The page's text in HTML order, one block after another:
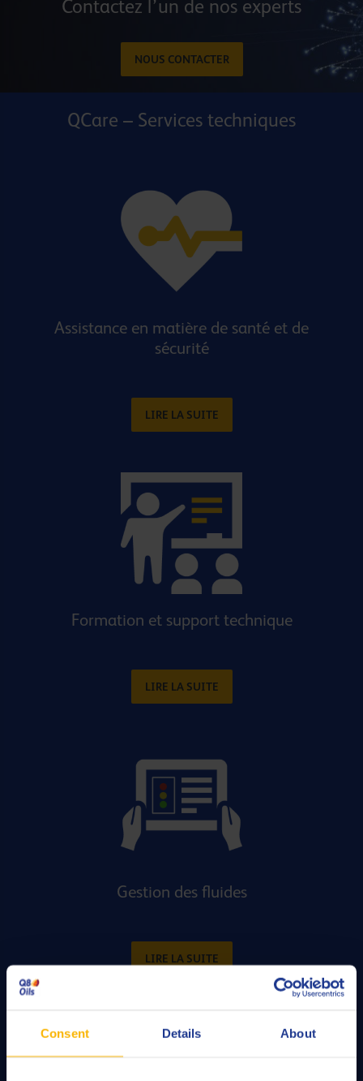
Consent Details About
Contactez l’un de nos experts
NOUS CONTACTER
QCare – Services techniques
Assistance en matière de santé et de
sécurité
LIRE LA SUITE
Formation et support technique
LIRE LA SUITE
Gestion des fluides
LIRE LA SUITE